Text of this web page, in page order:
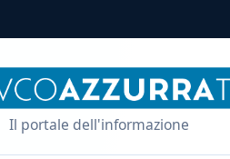
Il portale dell'informazione